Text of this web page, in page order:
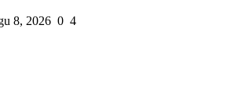
8, 2026 0 4